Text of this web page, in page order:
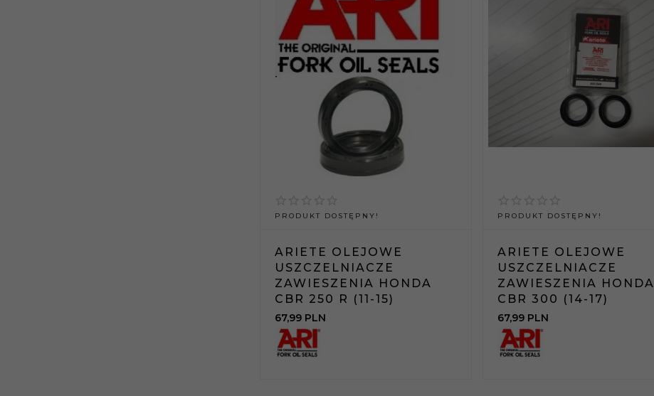
PRODUKT DOSTĘPNY!
ARIETE OLEJOWE
USZCZELNIACZE
ZAWIESZENIA HONDA
CBR 250 R (11-15)
67,99 PLN
PRODUKT DOSTĘPNY!
ARIETE OLEJOWE
USZCZELNIACZE
ZAWIESZENIA HONDA
CBR 300 (14-17)
67,99 PLN